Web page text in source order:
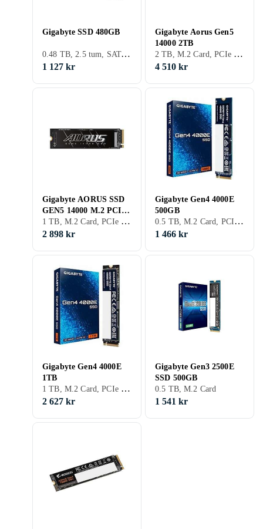
Gigabyte SSD 480GB
0.48 TB, 2.5 tum, SATA III (6Gb/s), S-ATA
1 127 kr
Gigabyte Aorus Gen5
14000 2TB
2 TB, M.2 Card, PCIe Gen5 x4 NVMe
4 510 kr
Gigabyte AORUS SSD
GEN5 14000 M.2 PCIE
1TB
1 TB, M.2 Card, PCIe Gen5 x4 NVMe
2 898 kr
Gigabyte Gen4 4000E
500GB
0.5 TB, M.2 Card, PCIe Gen4 x4 NVMe
1 466 kr
Gigabyte Gen4 4000E
1TB
1 TB, M.2 Card, PCIe Gen4 x4 NVMe
2 627 kr
Gigabyte Gen3 2500E
SSD 500GB
0.5 TB, M.2 Card
1 541 kr